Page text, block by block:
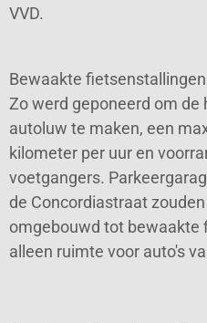
VVD.
Bewaakte fietsenstallingen
Zo werd geponeerd om de
autoluw te maken, een
kilometer per uur en
voetgangers.
de Concordiastraat
omgebouwd tot bewaakte
alleen ruimte voor auto's